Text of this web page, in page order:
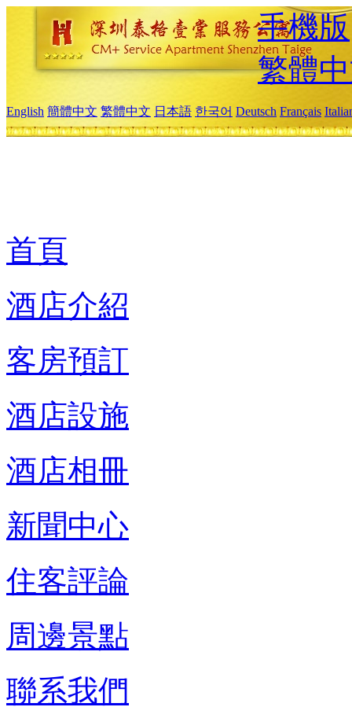
手機版
繁體
English 簡體中文 繁體中文 日本語 한국어 Deutsch Français
首頁
酒店介紹
客房預訂
酒店設施
酒店相冊
新聞中心
住客評論
周邊景點
聯系我們